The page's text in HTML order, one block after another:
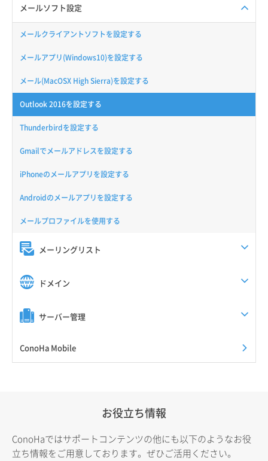
メールソフト設定
メールクライアントソフトを設定する
メールアプリ(Windows10)を設定する
メール(MacOSX High Sierra)を設定する
Outlook 2016を設定する
Thunderbirdを設定する
Gmailでメールアドレスを設定する
iPhoneのメールアプリを設定する
Androidのメールアプリを設定する
メールプロファイルを使用する
メーリングリスト
ドメイン
サーバー管理
ConoHa Mobile
お役立ち情報
ConoHaではサポートコンテンツの他にも以下のようなお役
立ち情報をご用意しております。ぜひご活用ください。